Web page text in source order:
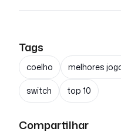
Tags
coelho melhores
switch top 10
Compartilhar